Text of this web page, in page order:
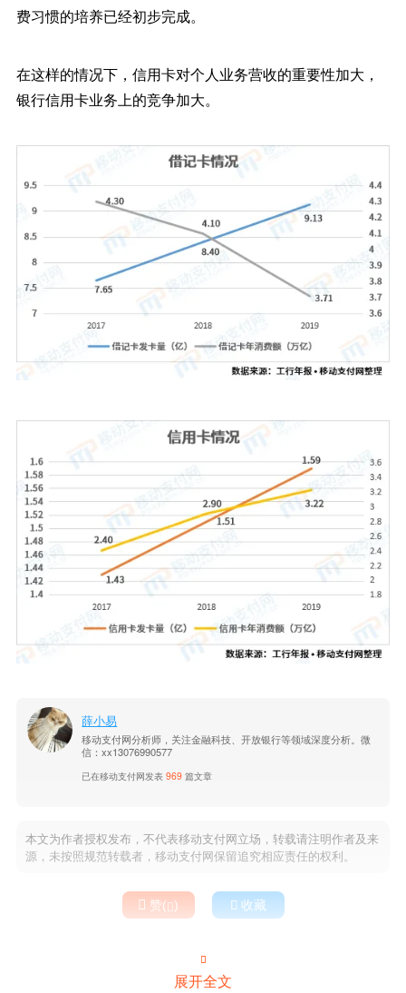
费习惯的培养已经初步完成。
在这样的情况下，信用卡对个人业务营收的重要性加大，
银行信用卡业务上的竞争加大。
薛小易
移动支付网分析师，关注金融科技、开放银行等领域深度分析。微
信：xx13076990577
已在移动支付网发表969 篇文章
本文为作者授权发布，不代表移动支付网立场，转载请注明作者及来
源，未按照规范转载者，移动支付网保留追究相应责任的权利。
 赞()  收藏

展开全文